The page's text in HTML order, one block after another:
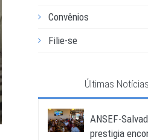
Convênios
Filie-se
Últimas Notícias
ANSEF-
prestigia